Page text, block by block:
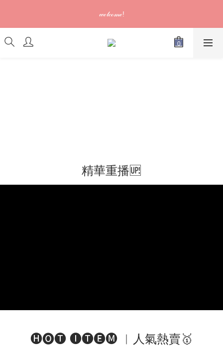
電郵為準)
𝓌ℯ𝓁𝒸ℴ𝓂ℯ!
訂單可供取貨/發貨後會發出電郵通知，請填妥正確資料 (*通知以
電郵為準)
精華重播🆙
🅗🅞🅣 🅘🅣🅔🅜 ︱人氣熱賣🥇